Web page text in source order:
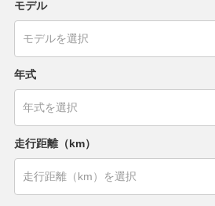
モデル
年式
走行距離（km）